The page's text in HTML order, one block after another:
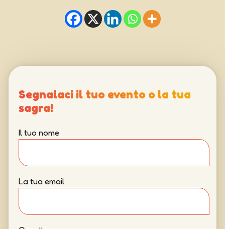
Segnalaci il tuo evento o la tua
sagra!
Il tuo nome
La tua email